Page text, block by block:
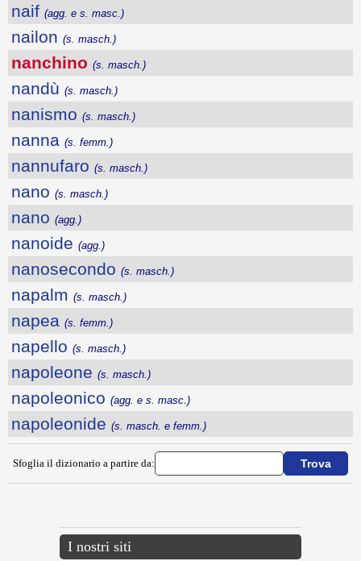
naif (agg. e s. masc.)
nailon (s. masch.)
nanchino (s. masch.)
nandù (s. masch.)
nanismo (s. masch.)
nanna (s. femm.)
nannufaro (s. masch.)
nano (s. masch.)
nano (agg.)
nanoide (agg.)
nanosecondo (s. masch.)
napalm (s. masch.)
napea (s. femm.)
napello (s. masch.)
napoleone (s. masch.)
napoleonico (agg. e s. masc.)
napoleonide (s. masch. e femm.)
Sfoglia il dizionario a partire da:
I nostri siti